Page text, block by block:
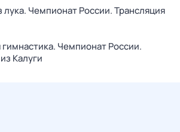
лука. Чемпионат России. Трансляция
Чемпионат России.
Калуги